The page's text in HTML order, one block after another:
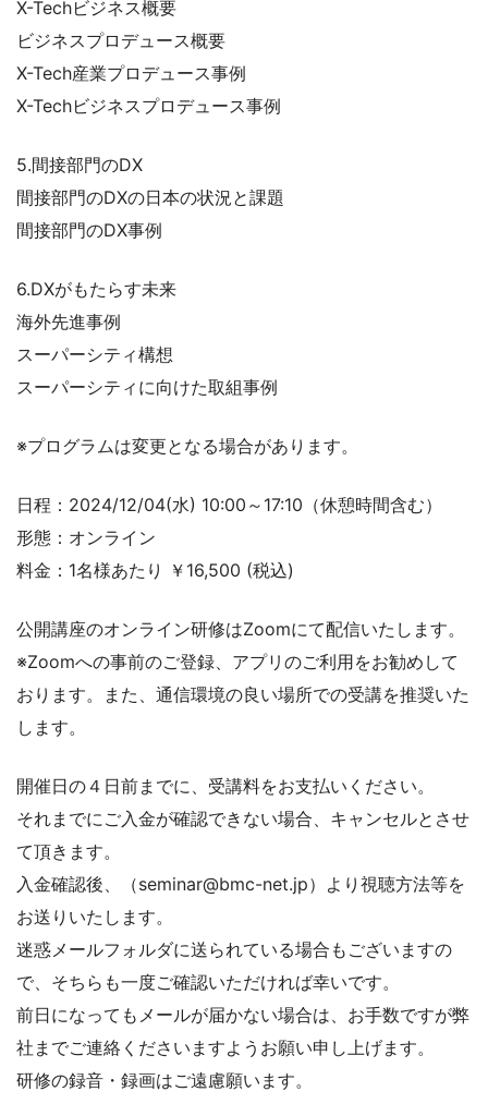
X-Techビジネス概要
ビジネスプロデュース概要
X-Tech産業プロデュース事例
X-Techビジネスプロデュース事例
5.間接部門のDX
間接部門のDXの日本の状況と課題
間接部門のDX事例
6.DXがもたらす未来
海外先進事例
スーパーシティ構想
スーパーシティに向けた取組事例
※プログラムは変更となる場合があります。
日程：2024/12/04(水) 10:00～17:10（休憩時間含む）
形態：オンライン
料金：1名様あたり ￥16,500 (税込)
公開講座のオンライン研修はZoomにて配信いたします。
※Zoomへの事前のご登録、アプリのご利用をお勧めして
おります。また、通信環境の良い場所での受講を推奨いた
します。
開催日の４日前までに、受講料をお支払いください。
それまでにご入金が確認できない場合、キャンセルとさせ
て頂きます。
入金確認後、（seminar@bmc-net.jp）より視聴方法等を
お送りいたします。
迷惑メールフォルダに送られている場合もございますの
で、そちらも一度ご確認いただければ幸いです。
前日になってもメールが届かない場合は、お手数ですが弊
社までご連絡くださいますようお願い申し上げます。
研修の録音・録画はご遠慮願います。